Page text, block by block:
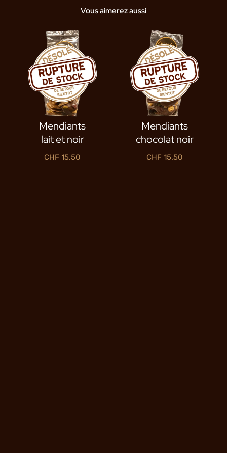
Vous aimerez aussi
Mendiants
lait et noir
CHF 15.50
Mendiants
chocolat noir
CHF 15.50